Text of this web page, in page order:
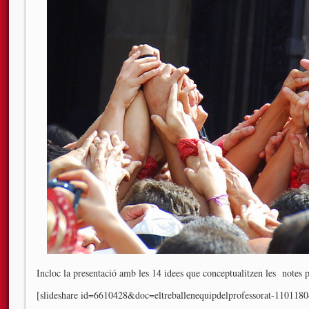
Incloc la presentació amb les 14 idees que conceptualitzen les notes
[slideshare id=6610428&doc=eltreballenequipdelprofessorat-